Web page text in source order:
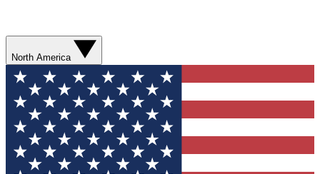
North America